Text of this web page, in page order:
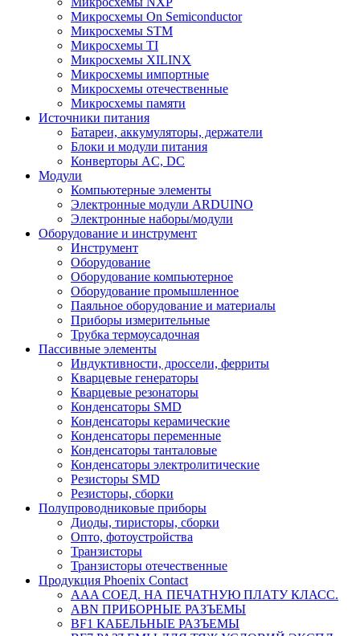
Микросхемы On Semiconductor
Микросхемы STM
Микросхемы TI
Микросхемы XILINX
Микросхемы импортные
Микросхемы отечественные
Микросхемы памяти
Источники питания
Батареи, аккумуляторы, держатели
Блоки и модули питания
Конверторы AC, DC
Модули
Компьютерные элементы
Электронные модули ARDUINO
Электронные наборы/модули
Оборудование и инструмент
Инструмент
Оборудование
Оборудование компьютерное
Оборудование промышленное
Паяльное оборудование и материалы
Приборы измерительные
Трубка термоусадочная
Пассивные элементы
Индуктивности, дроссели, ферриты
Кварцевые генераторы
Кварцевые резонаторы
Конденсаторы SMD
Конденсаторы керамические
Конденсаторы переменные
Конденсаторы танталовые
Конденсаторы электролитические
Резисторы SMD
Резисторы, сборки
Полупроводниковые приборы
Диоды, тиристоры, сборки
Опто, фотоустройства
Транзисторы
Транзисторы отечественные
Продукция Phoenix Contact
AAA СОЕД. НА ПЕЧАТНУЮ ПЛАТУ КЛАСС.
ABN ПРИБОРНЫЕ РАЗЪЕМЫ
BF1 КАБЕЛЬНЫЕ РАЗЪЕМЫ